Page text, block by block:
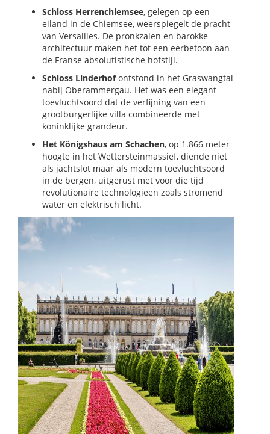
Schloss Herrenchiemsee, gelegen op een
eiland in de Chiemsee, weerspiegelt de pracht
van Versailles. De pronkzalen en barokke
architectuur maken het tot een eerbetoon aan
de Franse absolutistische hofstijl.
Schloss Linderhofontstond in het Graswangtal
nabij Oberammergau. Het was een elegant
toevluchtsoord dat de verfijning van een
grootburgerlijke villa combineerde met
koninklijke grandeur.
Het Königshaus am Schachen, op 1.866 meter
hoogte in het Wettersteinmassief, diende niet
als jachtslot maar als modern toevluchtsoord
in de bergen, uitgerust met voor die tijd
revolutionaire technologieën zoals stromend
water en elektrisch licht.